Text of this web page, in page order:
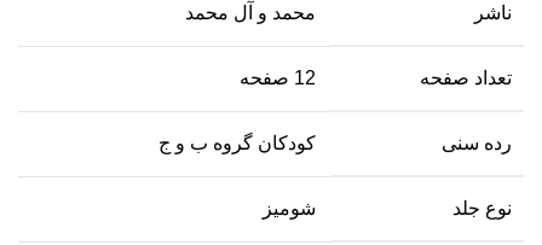
ناشر محمد و آل محمد
تعداد صفحه 12 صفحه
رده سنی کودکان گروه ب و ج
نوع جلد شومیز